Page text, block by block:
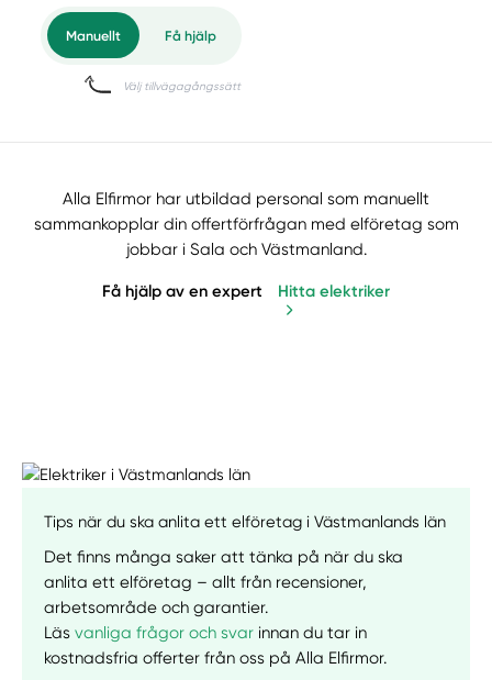
Manuellt Få hjälp
Välj tillvägagångssätt
Alla Elfirmor har utbildad personal som manuellt
sammankopplar din offertförfrågan med elföretag som
jobbar i Sala och Västmanland.
Få hjälp av en expert Hitta elektriker
Tips när du ska anlita ett elföretag i Västmanlands län
Det finns många saker att tänka på när du ska
anlita ett elföretag – allt från recensioner,
arbetsområde och garantier.
Läsvanliga frågor och svar innan du tar in
kostnadsfria offerter från oss på Alla Elfirmor.